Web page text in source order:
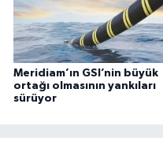
Meridiam’ın GSI’nin büyük
ortağı olmasının yankıları
sürüyor